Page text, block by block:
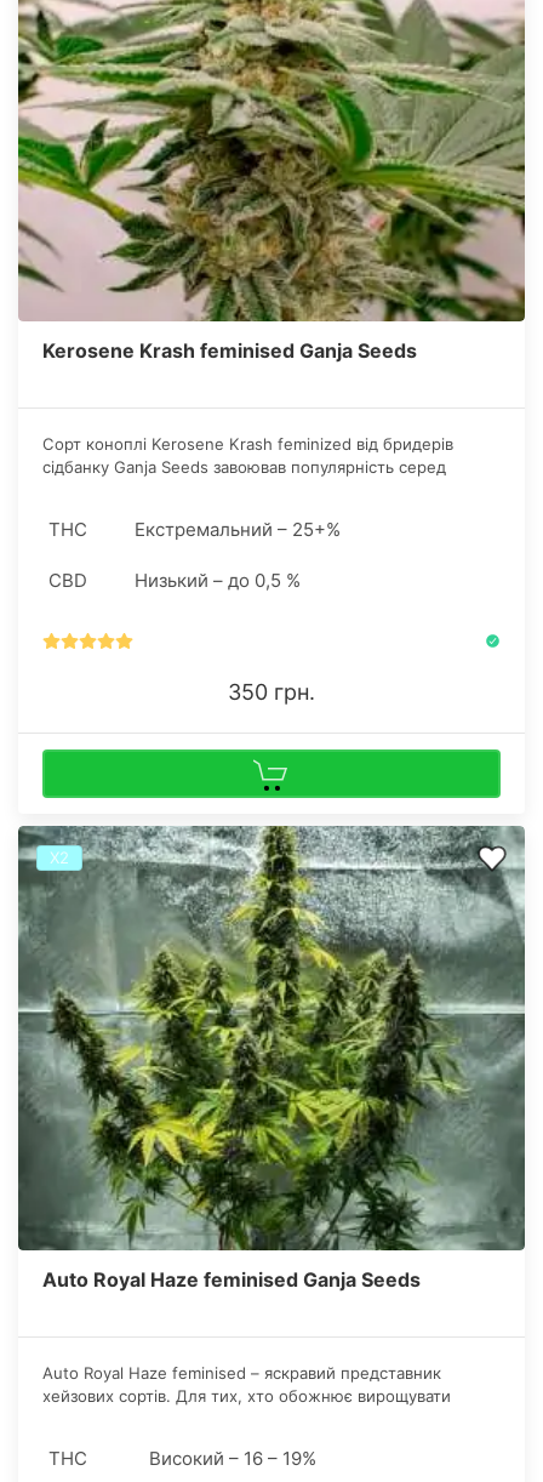
Kerosene Krash feminised Ganja Seeds
​Сорт коноплі Kerosene Krash feminized від бридерів
сідбанку Ganja Seeds завоював популярність серед
THC Екстремальний – 25+%
CBD Низький – до 0,5 %
350 грн.
Х2
Auto Royal Haze feminised Ganja Seeds
Auto Royal Haze feminised – яскравий представник
хейзових сортів. Для тих, хто обожнює вирощувати
альтернатива.
THC Високий – 16 – 19%